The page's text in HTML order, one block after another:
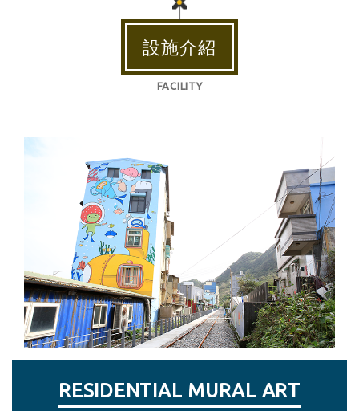
設施介紹
FACILITY
RESIDENTIAL MURAL ART
SHEN’AO GIFT SHOP
SHEN’AO STATION
BADOUZI STATION